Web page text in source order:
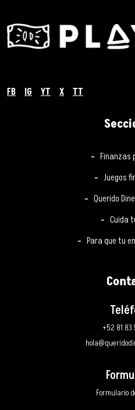
FB IG YT X TT
Finanzas
Juegos
Querido
Cuida
Para que tu
+52 81 83
Formulario